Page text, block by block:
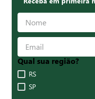
Qual sua região?
RS
SP